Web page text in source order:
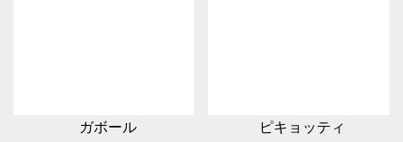
ガボール ピキョッティ